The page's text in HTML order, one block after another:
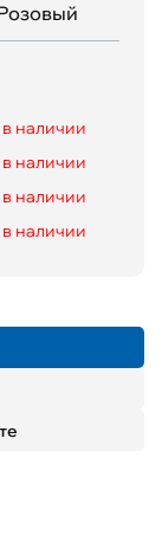
наличии
наличии
наличии
наличии